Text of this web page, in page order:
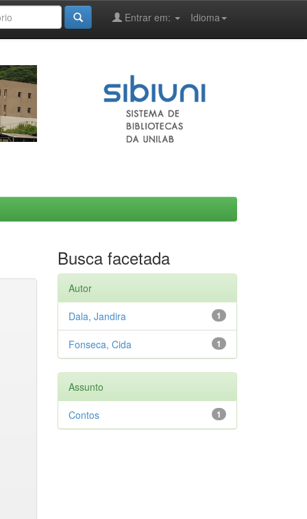
Idioma
Entrar em:
Busca facetada
Autor
1
Dala, Jandira
1
Fonseca, Cida
Assunto
1
Contos